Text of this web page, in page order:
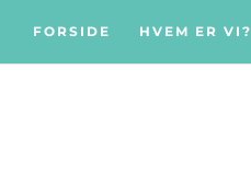
FORSIDE HVEM ER VI?